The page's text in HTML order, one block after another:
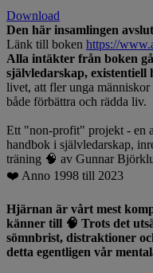
Download
Den här insamlingen
Länk till boken https://
Alla intäkter från boken
självledarskap, existentiell
livet, att fler unga
både förbättra och rädda liv.
Ett "non-profit" projekt - en
handbok i självledarskap,
träning 🧠 av Gunnar
❤️ Anno 1998 till 2023
Hjärnan är vårt mest
känner till 🧠 Trots det
sömnbrist, distraktioner
detta egentligen vår